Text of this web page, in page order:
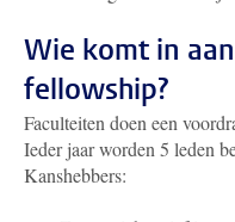
Wie komt in
fellowship?
Faculteiten doen een
Ieder jaar worden 5 leden
Kanshebbers: